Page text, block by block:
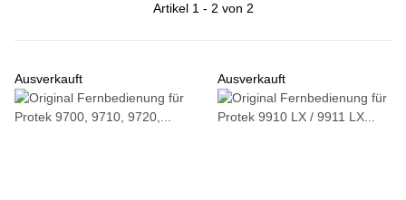
Artikel 1 - 2 von 2
Ausverkauft Ausverkauft